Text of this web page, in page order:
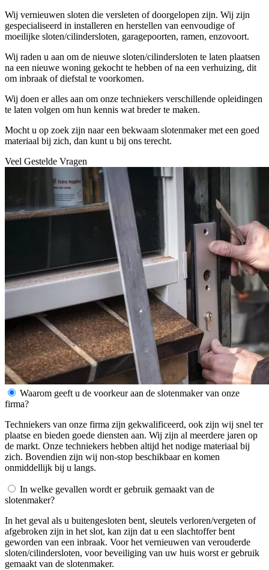
Wij vernieuwen sloten die versleten of doorgelopen zijn. Wij zijn
gespecialiseerd in installeren en herstellen van eenvoudige of
moeilijke sloten/cilindersloten, garagepoorten, ramen, enzovoort.
Wij raden u aan om de nieuwe sloten/cilindersloten te laten plaatsen
na een nieuwe woning gekocht te hebben of na een verhuizing, dit
om inbraak of diefstal te voorkomen.
Wij doen er alles aan om onze techniekers verschillende opleidingen
te laten volgen om hun kennis wat breder te maken.
Mocht u op zoek zijn naar een bekwaam slotenmaker met een goed
materiaal bij zich, dan kunt u bij ons terecht.
Veel Gestelde Vragen
Waarom geeft u de voorkeur aan de slotenmaker van onze
firma?
Techniekers van onze firma zijn gekwalificeerd, ook zijn wij snel ter
plaatse en bieden goede diensten aan. Wij zijn al meerdere jaren op
de markt. Onze techniekers hebben altijd het nodige materiaal bij
zich. Bovendien zijn wij non-stop beschikbaar en komen
onmiddellijk bij u langs.
In welke gevallen wordt er gebruik gemaakt van de
slotenmaker?
In het geval als u buitengesloten bent, sleutels verloren/vergeten of
afgebroken zijn in het slot, kan zijn dat u een slachtoffer bent
geworden van een inbraak. Voor het vernieuwen van verouderde
sloten/cilindersloten, voor beveiliging van uw huis worst er gebruik
gemaakt van de slotenmaker.